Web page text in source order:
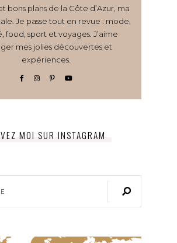
bons plans de la Côte d’Azur, ma
Je passe tout en revue : mode,
food, sport et voyages. J’aime
mes jolies découvertes et
expériences.
MOI SUR INSTAGRAM